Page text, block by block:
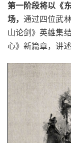
第一阶段将以《
场，通过四位武
山论剑》英雄集
心》新篇章，讲